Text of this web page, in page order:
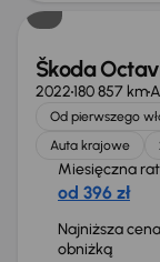
Škoda
2022180 857 km
Od pierwszego
Auta krajowe
Miesięczna
od 396 zł
Najniższa
obniżką